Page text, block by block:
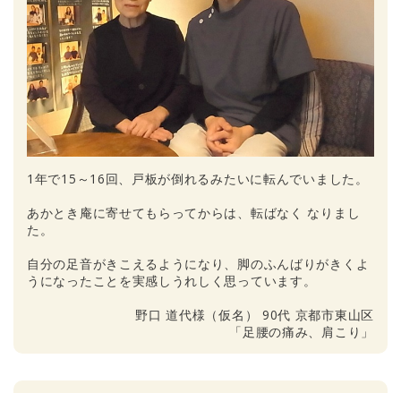
1年で15～16回、戸板が倒れるみたいに転んでいました。
あかとき庵に寄せてもらってからは、転ばなく なりまし
た。
自分の足音がきこえるようになり、脚のふんばりがきくよ
うになったことを実感しうれしく思っています。
野口 道代様（仮名） 90代 京都市東山区
「足腰の痛み、肩こり」